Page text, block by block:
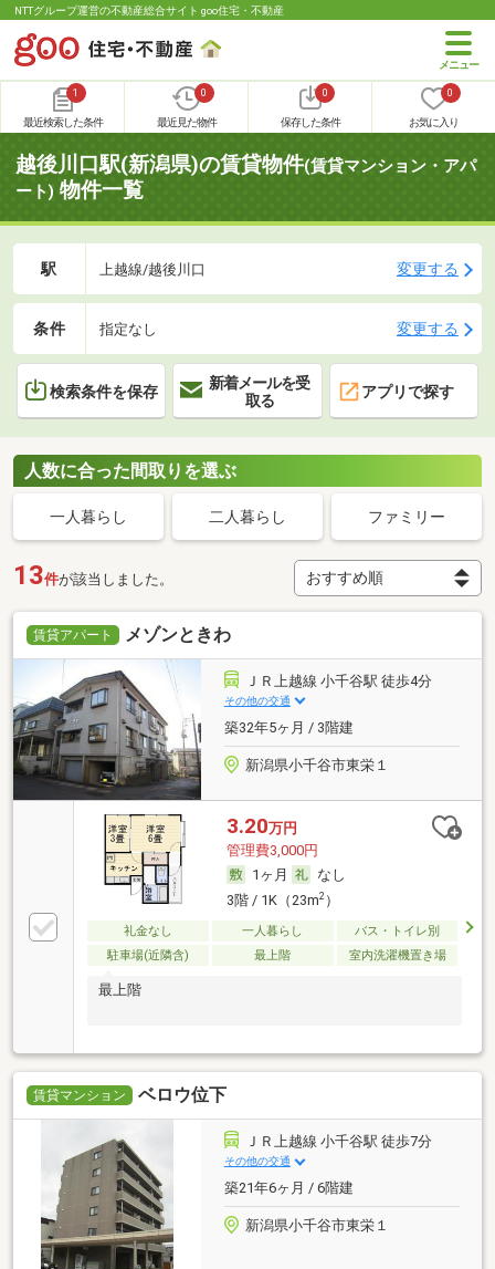
NTTグループ運営の不動産総合サイト goo住宅・不動産
1
最近検索した条件
0
最近見た物件
0
保存した条件
0
お気に入り
越後川口駅(新潟県)の賃貸物件(賃貸マンション・アパ
ート) 物件一覧
駅 上越線/越後川口 変更する
条件 指定なし 変更する
検索条件を保存
新着メールを受
取る
アプリで探す
人数に合った間取りを選ぶ
一人暮らし 二人暮らし ファミリー
13件が該当しました。
賃貸アパート メゾンときわ
ＪＲ上越線 小千谷駅 徒歩4分
その他の交通
築32年5ヶ月 / 3階建
新潟県小千谷市東栄１
3.20万円
管理費3,000円
1ヶ月
なし
3階 / 1K（23m2）
礼金なし 一人暮らし
バス・トイレ別
駐車場(近隣含)
最上階 室内洗濯機置き場
最上階
賃貸マンション ベロウ位下
ＪＲ上越線 小千谷駅 徒歩7分
その他の交通
築21年6ヶ月 / 6階建
新潟県小千谷市東栄１